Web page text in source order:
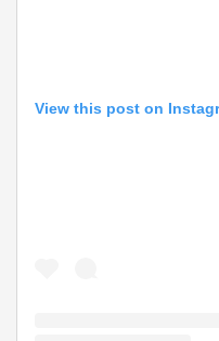
View this post on